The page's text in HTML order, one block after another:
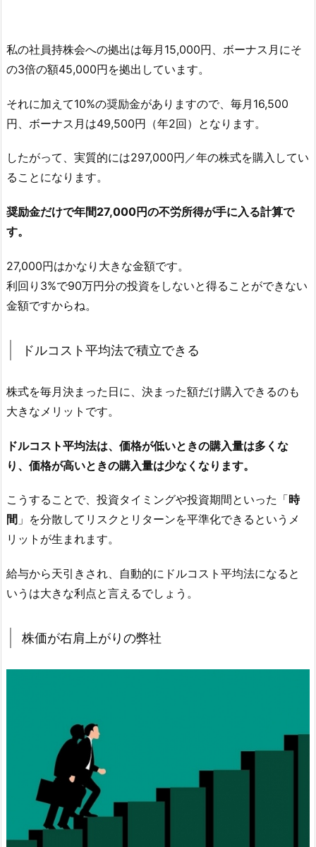
私の社員持株会への拠出は毎月15,000円、ボーナス月にそ
の3倍の額45,000円を拠出しています。
それに加えて10%の奨励金がありますので、毎月16,500
円、ボーナス月は49,500円（年2回）となります。
したがって、実質的には297,000円／年の株式を購入してい
ることになります。
奨励金だけで年間27,000円の不労所得が手に入る計算で
す。
27,000円はかなり大きな金額です。
利回り3%で90万円分の投資をしないと得ることができない
金額ですからね。
ドルコスト平均法で積立できる
株式を毎月決まった日に、決まった額だけ購入できるのも
大きなメリットです。
ドルコスト平均法は、価格が低いときの購入量は多くな
り、価格が高いときの購入量は少なくなります。
こうすることで、投資タイミングや投資期間といった「時
間 」を分散してリスクとリターンを平準化できるというメ
リットが生まれます。
給与から天引きされ、自動的にドルコスト平均法になると
いうは大きな利点と言えるでしょう。
株価が右肩上がりの弊社